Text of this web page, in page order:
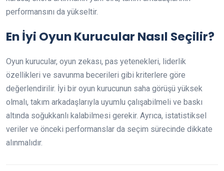
performansını da yükseltir.
En İyi Oyun Kurucular Nasıl Seçilir?
Oyun kurucular, oyun zekası, pas yetenekleri, liderlik
özellikleri ve savunma becerileri gibi kriterlere göre
değerlendirilir. İyi bir oyun kurucunun saha görüşü yüksek
olmalı, takım arkadaşlarıyla uyumlu çalışabilmeli ve baskı
altında soğukkanlı kalabilmesi gerekir. Ayrıca, istatistiksel
veriler ve önceki performanslar da seçim sürecinde dikkate
alınmalıdır.